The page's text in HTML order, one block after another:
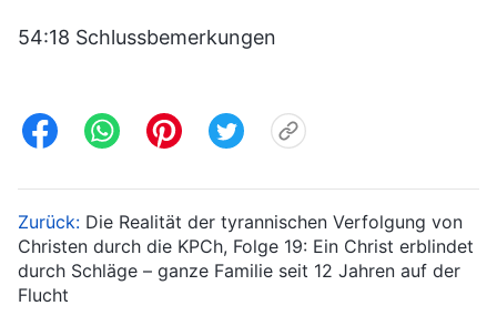
54:18 Schlussbemerkungen
Zurück: Die Realität der tyrannischen Verfolgung von
Christen durch die KPCh, Folge 19: Ein Christ erblindet
durch Schläge – ganze Familie seit 12 Jahren auf der
Flucht